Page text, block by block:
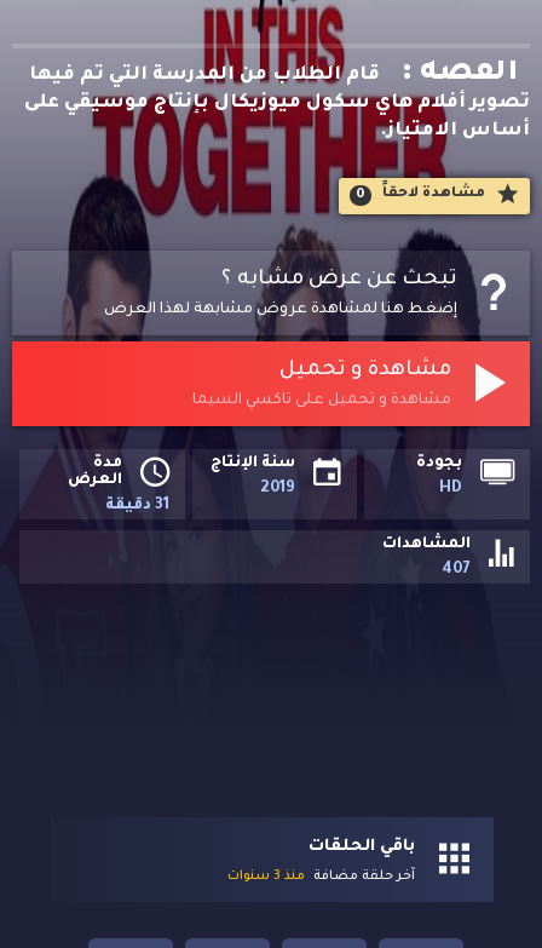
القصه :
قام الطلاب من المدرسة التي تم فيها
تصوير أفلام هاي سكول ميوزيكال بإنتاج موسيقي على
أساس الامتياز.
مشاهدة لاحقاََ 0
تبحث عن عرض مشابه ؟
إضغط هنا لمشاهدة عروض مشابهة لهذا العرض
مشاهدة و تحميل
مشاهدة و تحميل على تاكسي السيما
بجودة
HD
سنة الإنتاج
2019
مدة
العرض
31 دقيقة
المشاهدات
407
باقي الحلقات
آخر حلقة مضافة منذ 3 سنوات